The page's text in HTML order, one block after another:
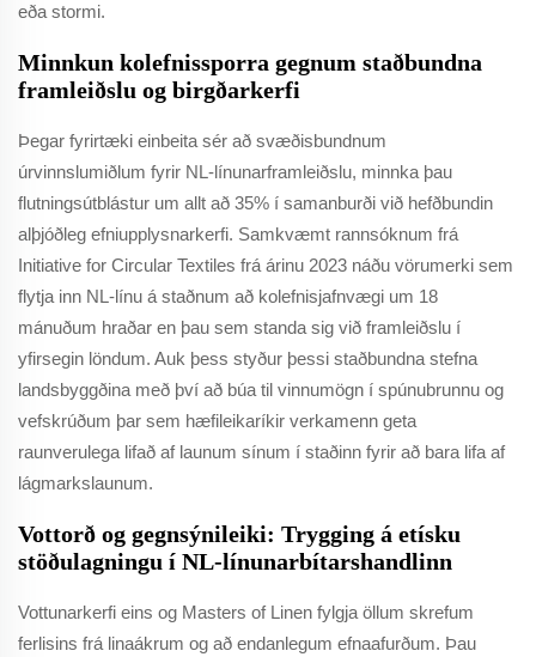
eða stormi.
Minnkun kolefnissporra gegnum staðbundna
framleiðslu og birgðarkerfi
Þegar fyrirtæki einbeita sér að svæðisbundnum
úrvinnslumiðlum fyrir NL-línunarframleiðslu, minnka þau
flutningsútblástur um allt að 35% í samanburði við hefðbundin
alþjóðleg efniupplysnarkerfi. Samkvæmt rannsóknum frá
Initiative for Circular Textiles frá árinu 2023 náðu vörumerki sem
flytja inn NL-línu á staðnum að kolefnisjafnvægi um 18
mánuðum hraðar en þau sem standa sig við framleiðslu í
yfirsegin löndum. Auk þess styður þessi staðbundna stefna
landsbyggðina með því að búa til vinnumögn í spúnubrunnu og
vefskrúðum þar sem hæfileikaríkir verkamenn geta
raunverulega lifað af launum sínum í staðinn fyrir að bara lifa af
lágmarkslaunum.
Vottorð og gegnsýnileiki: Trygging á etísku
stöðulagningu í NL-línunarbítarshandlinn
Vottunarkerfi eins og Masters of Linen fylgja öllum skrefum
ferlisins frá linaákrum og að endanlegum efnaafurðum. Þau